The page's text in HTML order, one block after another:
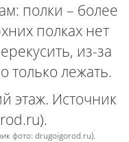
полки – более
полках нет
из-за
только лежать.
фото: drugoigorod.ru).